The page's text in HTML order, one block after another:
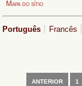
Mapa do sítio
Português Francês
ANTERIOR 1